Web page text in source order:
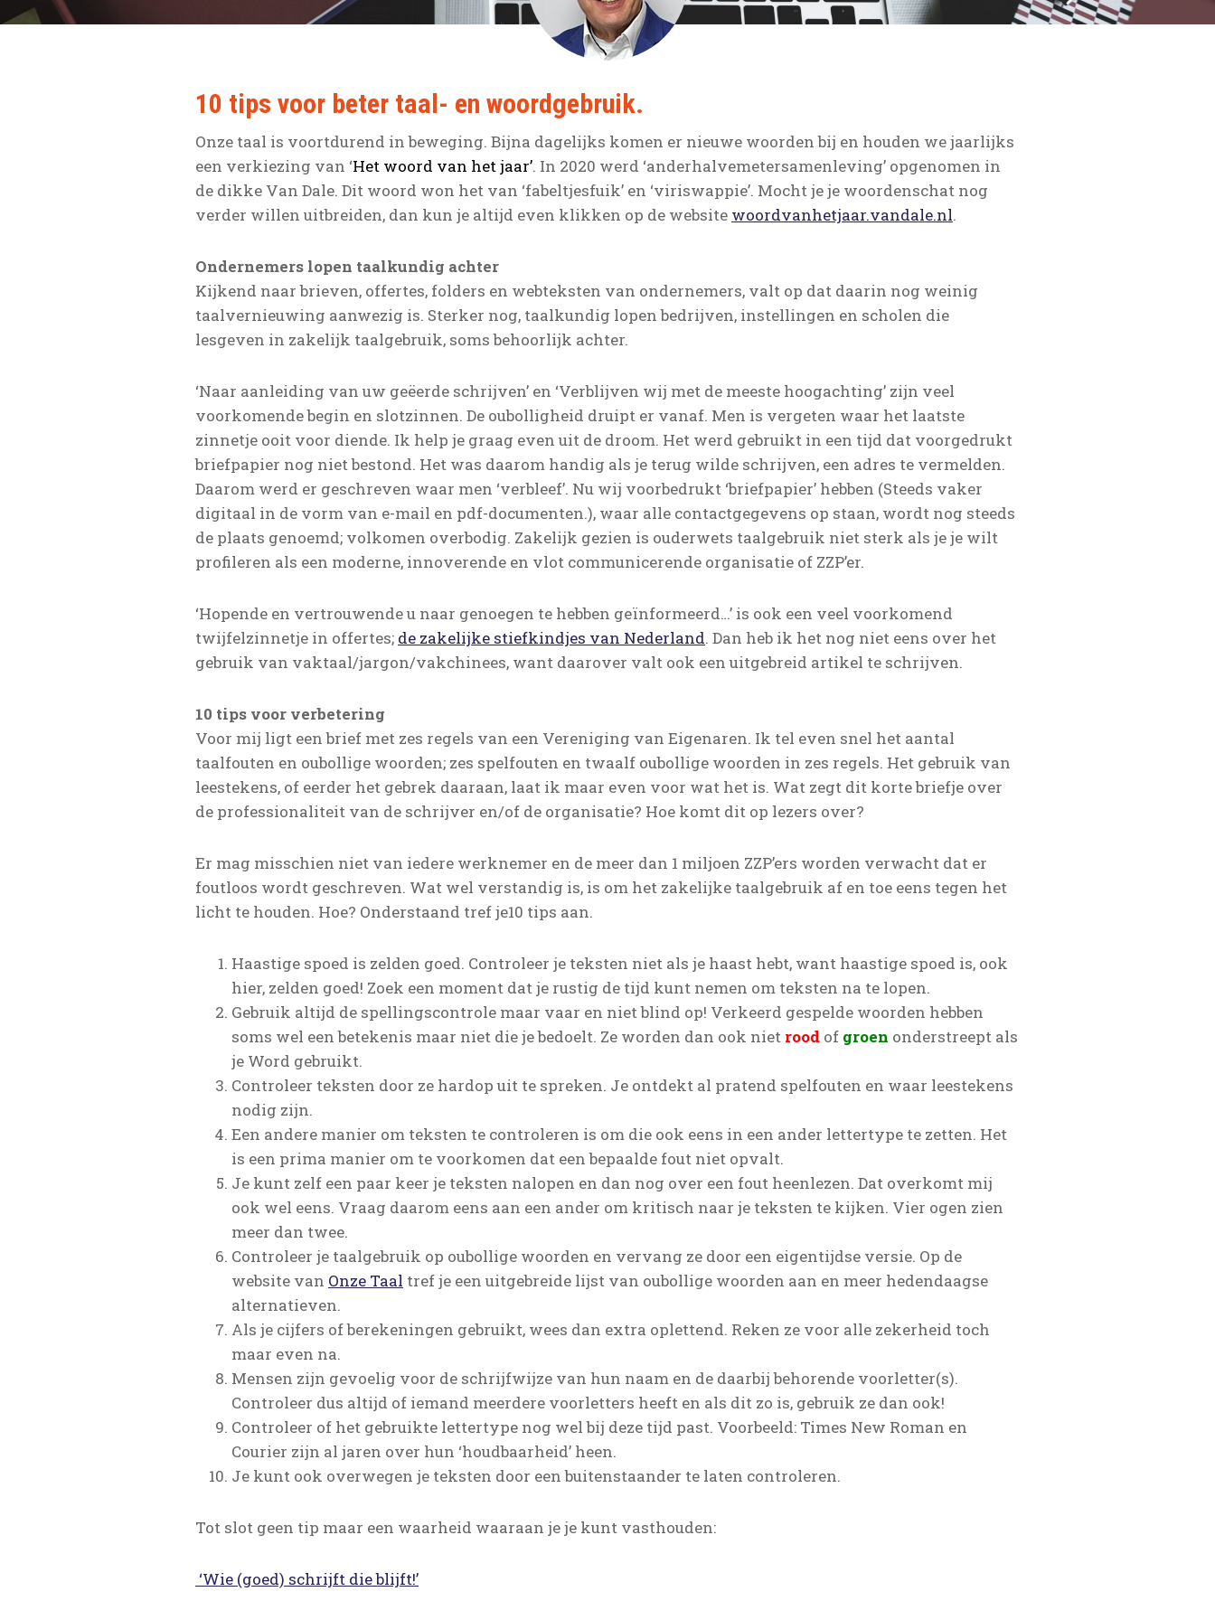
10 tips voor beter taal- en woordgebruik.
Onze taal is voortdurend in beweging. Bijna dagelijks komen er nieuwe woorden bij en houden we jaarlijks
een verkiezing van ‘Het woord van het jaar’. In 2020 werd ‘anderhalvemetersamenleving’ opgenomen in
de dikke Van Dale. Dit woord won het van ‘fabeltjesfuik’ en ‘viriswappie’. Mocht je je woordenschat nog
verder willen uitbreiden, dan kun je altijd even klikken op de website woordvanhetjaar.vandale.nl.
Ondernemers lopen taalkundig achter
Kijkend naar brieven, offertes, folders en webteksten van ondernemers, valt op dat daarin nog weinig
taalvernieuwing aanwezig is. Sterker nog, taalkundig lopen bedrijven, instellingen en scholen die
lesgeven in zakelijk taalgebruik, soms behoorlijk achter.
‘Naar aanleiding van uw geëerde schrijven’ en ‘Verblijven wij met de meeste hoogachting’ zijn veel
voorkomende begin en slotzinnen. De oubolligheid druipt er vanaf. Men is vergeten waar het laatste
zinnetje ooit voor diende. Ik help je graag even uit de droom. Het werd gebruikt in een tijd dat voorgedrukt
briefpapier nog niet bestond. Het was daarom handig als je terug wilde schrijven, een adres te vermelden.
Daarom werd er geschreven waar men ‘verbleef’. Nu wij voorbedrukt ‘briefpapier’ hebben (Steeds vaker
digitaal in de vorm van e-mail en pdf-documenten.), waar alle contactgegevens op staan, wordt nog steeds
de plaats genoemd; volkomen overbodig. Zakelijk gezien is ouderwets taalgebruik niet sterk als je je wilt
profileren als een moderne, innoverende en vlot communicerende organisatie of ZZP’er.
‘Hopende en vertrouwende u naar genoegen te hebben geïnformeerd…’ is ook een veel voorkomend
twijfelzinnetje in offertes; de zakelijke stiefkindjes van Nederland. Dan heb ik het nog niet eens over het
gebruik van vaktaal/jargon/vakchinees, want daarover valt ook een uitgebreid artikel te schrijven.
10 tips voor verbetering
Voor mij ligt een brief met zes regels van een Vereniging van Eigenaren. Ik tel even snel het aantal
taalfouten en oubollige woorden; zes spelfouten en twaalf oubollige woorden in zes regels. Het gebruik van
leestekens, of eerder het gebrek daaraan, laat ik maar even voor wat het is. Wat zegt dit korte briefje over
de professionaliteit van de schrijver en/of de organisatie? Hoe komt dit op lezers over?
Er mag misschien niet van iedere werknemer en de meer dan 1 miljoen ZZP’ers worden verwacht dat er
foutloos wordt geschreven. Wat wel verstandig is, is om het zakelijke taalgebruik af en toe eens tegen het
licht te houden. Hoe? Onderstaand tref je10 tips aan.
Haastige spoed is zelden goed. Controleer je teksten niet als je haast hebt, want haastige spoed is, ook
hier, zelden goed! Zoek een moment dat je rustig de tijd kunt nemen om teksten na te lopen.
Gebruik altijd de spellingscontrole maar vaar en niet blind op! Verkeerd gespelde woorden hebben
soms wel een betekenis maar niet die je bedoelt. Ze worden dan ook niet rood of groen onderstreept als
je Word gebruikt.
Controleer teksten door ze hardop uit te spreken. Je ontdekt al pratend spelfouten en waar leestekens
nodig zijn.
Een andere manier om teksten te controleren is om die ook eens in een ander lettertype te zetten. Het
is een prima manier om te voorkomen dat een bepaalde fout niet opvalt.
Je kunt zelf een paar keer je teksten nalopen en dan nog over een fout heenlezen. Dat overkomt mij
ook wel eens. Vraag daarom eens aan een ander om kritisch naar je teksten te kijken. Vier ogen zien
meer dan twee.
Controleer je taalgebruik op oubollige woorden en vervang ze door een eigentijdse versie. Op de
website van Onze Taal tref je een uitgebreide lijst van oubollige woorden aan en meer hedendaagse
alternatieven.
Als je cijfers of berekeningen gebruikt, wees dan extra oplettend. Reken ze voor alle zekerheid toch
maar even na.
Mensen zijn gevoelig voor de schrijfwijze van hun naam en de daarbij behorende voorletter(s).
Controleer dus altijd of iemand meerdere voorletters heeft en als dit zo is, gebruik ze dan ook!
Controleer of het gebruikte lettertype nog wel bij deze tijd past. Voorbeeld: Times New Roman en
Courier zijn al jaren over hun ‘houdbaarheid’ heen.
Je kunt ook overwegen je teksten door een buitenstaander te laten controleren.
Tot slot geen tip maar een waarheid waaraan je je kunt vasthouden:
‘Wie (goed) schrijft die blijft!’